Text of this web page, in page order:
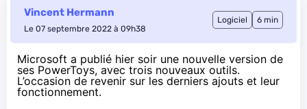
Vincent Hermann
Le 07 septembre 2022 à 09h38
Logiciel 6 min
Microsoft a publié hier soir une nouvelle version de
ses PowerToys, avec trois nouveaux outils.
L’occasion de revenir sur les derniers ajouts et leur
fonctionnement.